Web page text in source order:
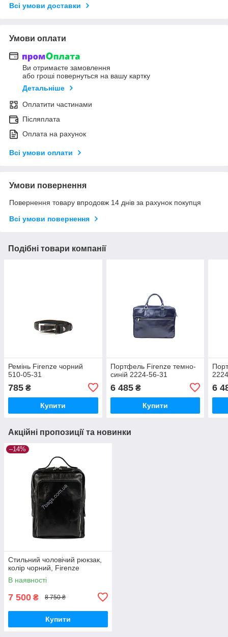
Всі умови доставки
Умови оплати
Ви отримаєте замовлення
або гроші повернуться на вашу картку
Детальніше
Оплатити частинами
Післяплата
Оплата на рахунок
Всі умови оплати
Умови повернення
Повернення товару впродовж 14 днів за рахунок покупця
Всі умови повернення
Подібні товари компанії
Ремінь Firenze чорний
510-05-31
785 ₴
Купити
Портфель Firenze темно-
синій 2224-56-31
6 485₴
Купити
6
Акційні пропозиції та новинки
–14%
Стильний чоловічий рюкзак,
колір чорний, Firenze
В наявності
7 500 ₴ 8 750 ₴
Купити